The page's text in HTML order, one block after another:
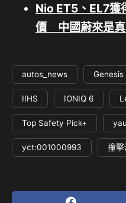
Nio ET5、EL7獲
價 中國蔚來是
autos_news Genesis
IIHS IONIQ 6
Top Safety Pick+
yct:001000993 撞擊